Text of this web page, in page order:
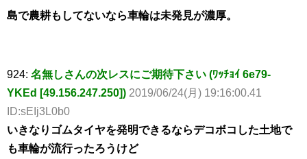
島で農耕もしてないなら車輪は未発見が濃厚。
924: 名無しさんの次レスにご期待下さい (ﾜｯﾁｮｲ 6e79-
YKEd [49.156.247.250]) 2019/06/24(月) 19:16:00.41
ID:sEIj3L0b0
いきなりゴムタイヤを発明できるならデコボコした土地で
も車輪が流行ったろうけど